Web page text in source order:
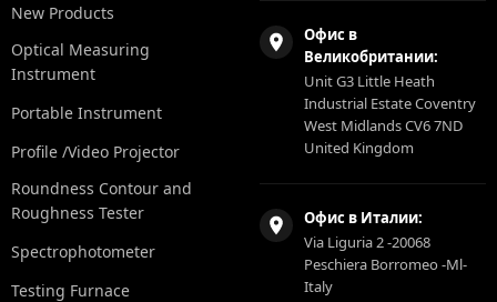
New Products
Optical Measuring
Instrument
Portable Instrument
Profile /Video Projector
Roundness Contour and
Roughness Tester
Spectrophotometer
Testing Furnace
Офис в
Великобритании:
Unit G3 Little Heath
Industrial Estate Coventry
West Midlands CV6 7ND
United Kingdom
Офис в Италии:
Via Liguria 2 -20068
Peschiera Borromeo -Ml-
Italy